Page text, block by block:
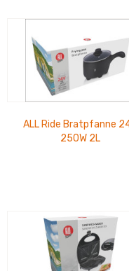
ALL Ride Bratpfanne
250W 2L